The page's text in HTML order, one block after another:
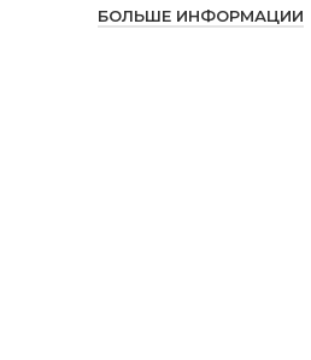
Техника для сада
БОЛЬШЕ ИНФОРМАЦИИ
Магазин Избранное